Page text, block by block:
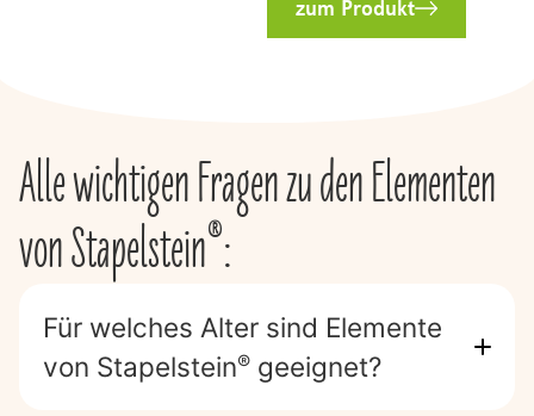
zum Produkt
Alle wichtigen Fragen zu den Elementen
von Stapelstein®:
Für welches Alter sind Elemente
von Stapelstein® geeignet?